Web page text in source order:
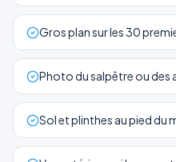
Gros plan sur les 30
Photo du salpêtre ou des
Sol et plinthes au pied du